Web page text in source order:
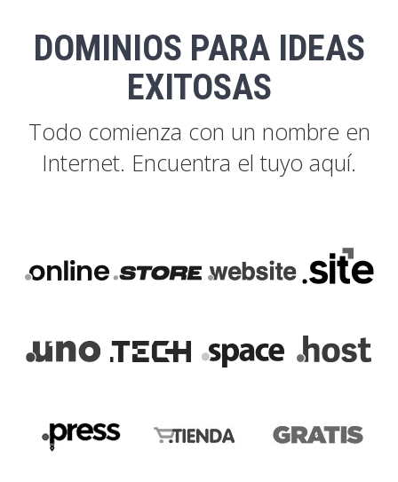
DOMINIOS PARA IDEAS
EXITOSAS
Todo comienza con un nombre en
Internet. Encuentra el tuyo aquí.